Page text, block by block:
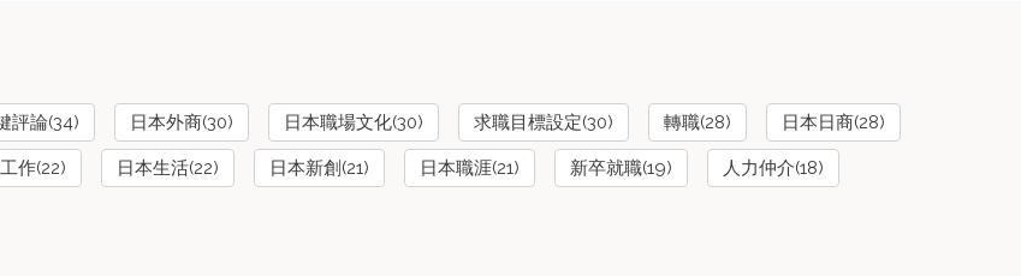
評論(34) 日本外商(30) 日本職場文化(30) 求職目標設定(30) 轉職(28) 日本日商(28)
作(22) 日本生活(22) 日本新創(21) 日本職涯(21) 新卒就職(19) 人力仲介(18)